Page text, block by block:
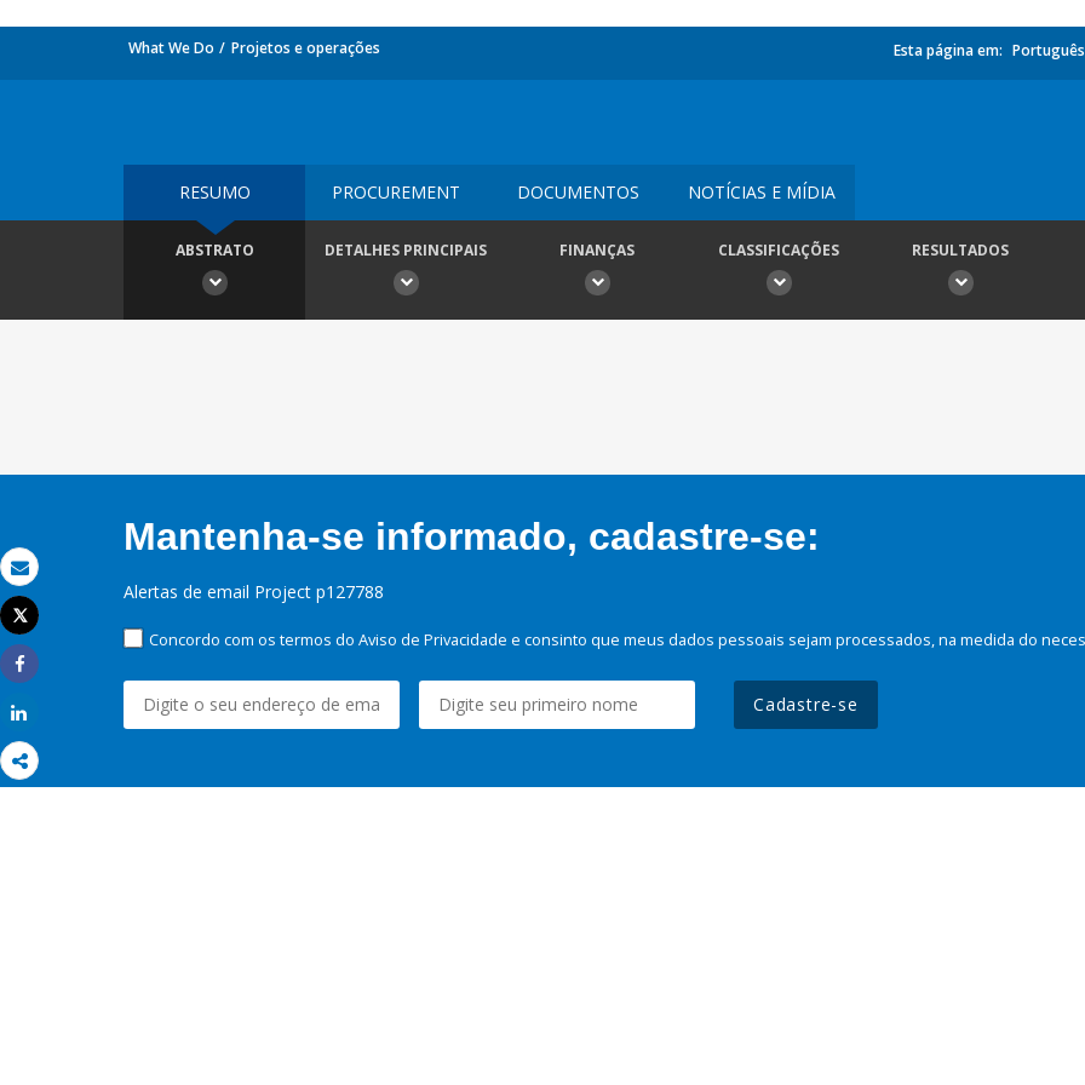
Email
Imprimir
Tweet
Share
What We Do Projetos e operações Esta página em: Português
RESUMO PROCUREMENT DOCUMENTOS NOTÍCIAS E MÍDIA
ABSTRATO DETALHES PRINCIPAIS FINANÇAS CLASSIFICAÇÕES RESULTADOS
Mantenha-se informado, cadastre-se:
Alertas de email Project p127788
Concordo com os termos do Aviso de Privacidade e consinto que meus dados pessoais sejam processados, na medida do
Cadastre-se